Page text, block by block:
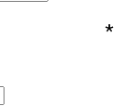
*